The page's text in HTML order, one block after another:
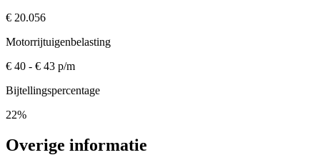
€ 20.056
Motorrijtuigenbelasting
€ 40 - € 43 p/m
Bijtellingspercentage
22%
Overige informatie